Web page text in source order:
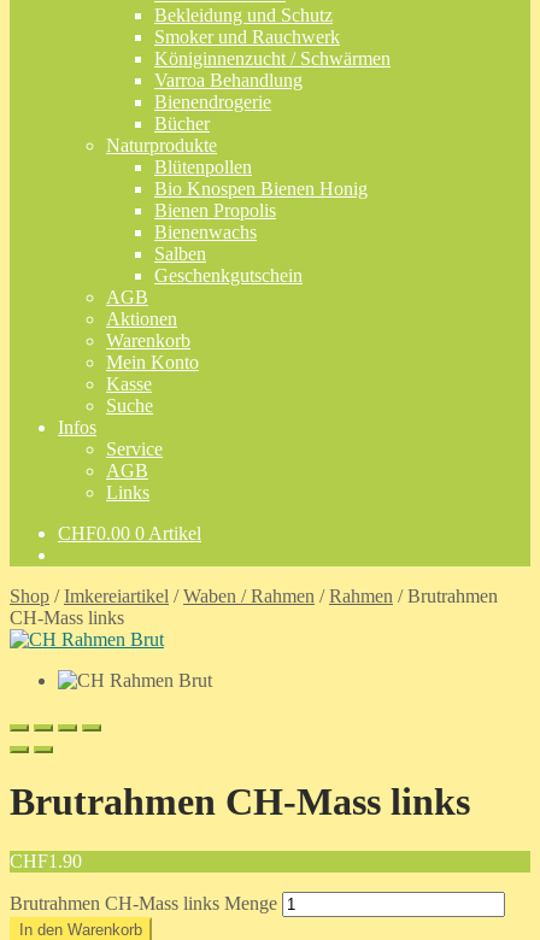
Bekleidung und Schutz
Smoker und Rauchwerk
Königinnenzucht / Schwärmen
Varroa Behandlung
Bienendrogerie
Bücher
Naturprodukte
Blütenpollen
Bio Knospen Bienen Honig
Bienen Propolis
Bienenwachs
Salben
Geschenkgutschein
AGB
Aktionen
Warenkorb
Mein Konto
Kasse
Suche
Infos
Service
AGB
Links
CHF0.00 0 Artikel
Shop /Imkereiartikel /Waben / Rahmen /Rahmen /Brutrahmen
CH-Mass links
Brutrahmen CH-Mass links
CHF1.90
Brutrahmen CH-Mass links Menge
In den Warenkorb